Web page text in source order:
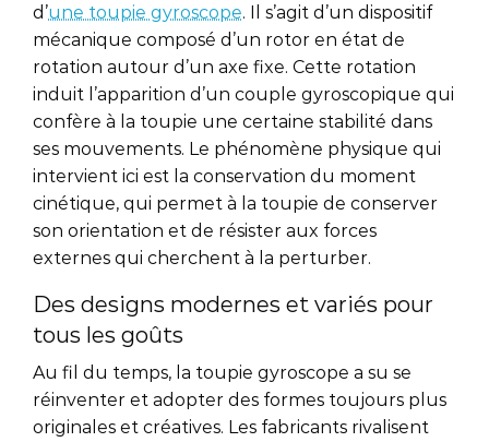
d’une toupie gyroscope. Il s’agit d’un dispositif
mécanique composé d’un rotor en état de
rotation autour d’un axe fixe. Cette rotation
induit l’apparition d’un couple gyroscopique qui
confère à la toupie une certaine stabilité dans
ses mouvements. Le phénomène physique qui
intervient ici est la conservation du moment
cinétique, qui permet à la toupie de conserver
son orientation et de résister aux forces
externes qui cherchent à la perturber.
Des designs modernes et variés pour
tous les goûts
Au fil du temps, la toupie gyroscope a su se
réinventer et adopter des formes toujours plus
originales et créatives. Les fabricants rivalisent